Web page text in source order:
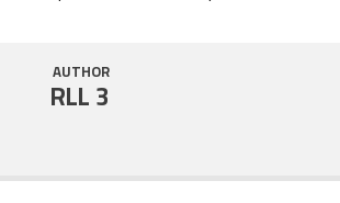
AUTHOR
RLL 3